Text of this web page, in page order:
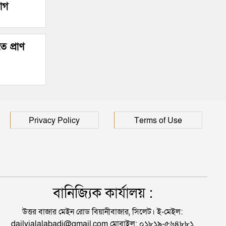
প্রাণ
Privacy Policy Terms of Use
বানিজ্যিক কার্যালয় :
উত্তর বাজার মেইন রোড বিয়ানীবাজার, সিলেট। ই-মেইল:
dailyjalalabadi@gmail.com মোবাইল: ০১৮১৯-৫৬৪৮৮১